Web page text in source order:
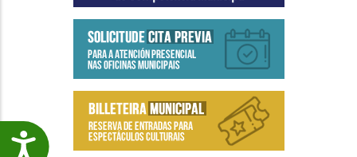
Accesibilidade